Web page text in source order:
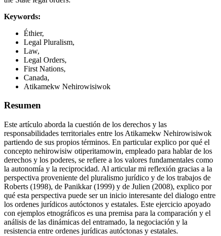
Keywords:
Éthier,
Legal Pluralism,
Law,
Legal Orders,
First Nations,
Canada,
Atikamekw Nehirowisiwok
Resumen
Este artículo aborda la cuestión de los derechos y las
responsabilidades territoriales entre los Atikamekw Nehirowisiwok
partiendo de sus propios términos. En particular explico por qué el
concepto nehirowisiw otiperitamowin, empleado para hablar de los
derechos y los poderes, se refiere a los valores fundamentales como
la autonomía y la reciprocidad. Al articular mi reflexión gracias a la
perspectiva proveniente del pluralismo jurídico y de los trabajos de
Roberts (1998), de Panikkar (1999) y de Julien (2008), explico por
qué esta perspectiva puede ser un inicio interesante del dialogo entre
los ordenes jurídicos autóctonos y estatales. Este ejercicio apoyado
con ejemplos etnográficos es una premisa para la comparación y el
análisis de las dinámicas del entramado, la negociación y la
resistencia entre ordenes jurídicas autóctonas y estatales.